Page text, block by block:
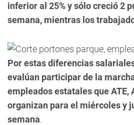
inferior al 25% y sólo creció 2
semana, mientras los
Por estas diferencias
evalúan participar de la
empleados estatales que ATE,
organizan para el miércoles y
semana.